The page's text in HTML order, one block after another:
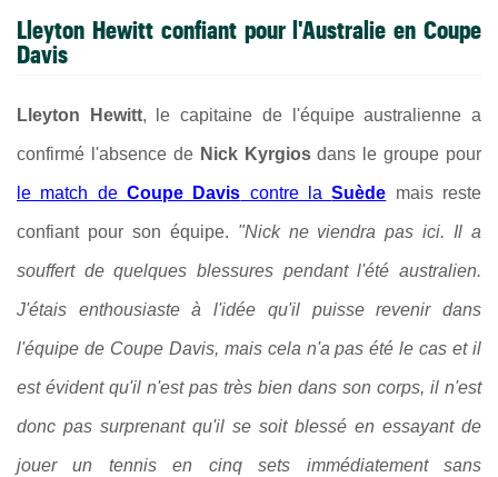
Lleyton Hewitt confiant pour l'Australie en Coupe
Davis
Lleyton Hewitt, le capitaine de l'équipe australienne a
confirmé l'absence de Nick Kyrgiosdans le groupe pour
le match de Coupe Davis contre laSuède mais reste
confiant pour son équipe. "Nick ne viendra pas ici. Il a
souffert de quelques blessures pendant l'été australien.
J'étais enthousiaste à l'idée qu'il puisse revenir dans
l'équipe de Coupe Davis, mais cela n'a pas été le cas et il
est évident qu'il n'est pas très bien dans son corps, il n'est
donc pas surprenant qu'il se soit blessé en essayant de
jouer un tennis en cinq sets immédiatement sans